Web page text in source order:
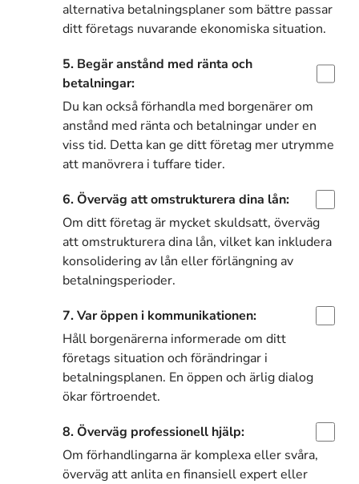
alternativa betalningsplaner som bättre passar
ditt företags nuvarande ekonomiska situation.
5. Begär anstånd med ränta och
betalningar:
Du kan också förhandla med borgenärer om
anstånd med ränta och betalningar under en
viss tid. Detta kan ge ditt företag mer utrymme
att manövrera i tuffare tider.
6. Överväg att omstrukturera dina lån:
Om ditt företag är mycket skuldsatt, överväg
att omstrukturera dina lån, vilket kan inkludera
konsolidering av lån eller förlängning av
betalningsperioder.
7. Var öppen i kommunikationen:
Håll borgenärerna informerade om ditt
företags situation och förändringar i
betalningsplanen. En öppen och ärlig dialog
ökar förtroendet.
8. Överväg professionell hjälp:
Om förhandlingarna är komplexa eller svåra,
överväg att anlita en finansiell expert eller